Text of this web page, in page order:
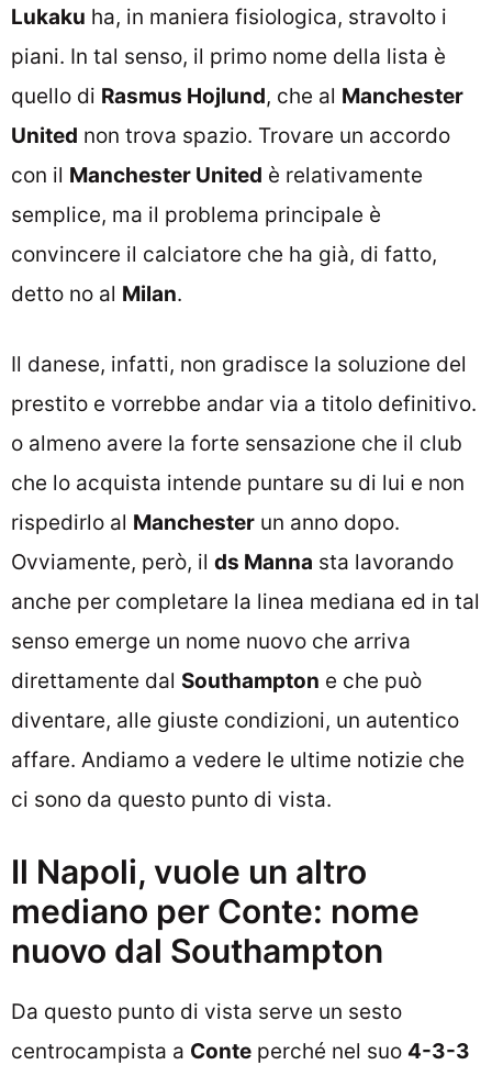
Lukaku ha, in maniera fisiologica, stravolto i
piani. In tal senso, il primo nome della lista è
quello di Rasmus Hojlund, che al Manchester
United non trova spazio. Trovare un accordo
con il Manchester United è relativamente
semplice, ma il problema principale è
convincere il calciatore che ha già, di fatto,
detto no al Milan.
Il danese, infatti, non gradisce la soluzione del
prestito e vorrebbe andar via a titolo definitivo.
o almeno avere la forte sensazione che il club
che lo acquista intende puntare su di lui e non
rispedirlo al Manchester un anno dopo.
Ovviamente, però, il ds Manna sta lavorando
anche per completare la linea mediana ed in tal
senso emerge un nome nuovo che arriva
direttamente dal Southampton e che può
diventare, alle giuste condizioni, un autentico
affare. Andiamo a vedere le ultime notizie che
ci sono da questo punto di vista.
Il Napoli, vuole un altro
mediano per Conte: nome
nuovo dal Southampton
Da questo punto di vista serve un sesto
centrocampista a Conte perché nel suo 4-3-3